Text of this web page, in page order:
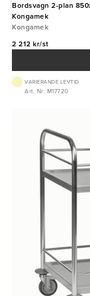
Bordsvagn 2-plan
Kongamek
Kongamek
2 212 kr/st
VARIERANDE LEVTID
Art. Nr: M17720